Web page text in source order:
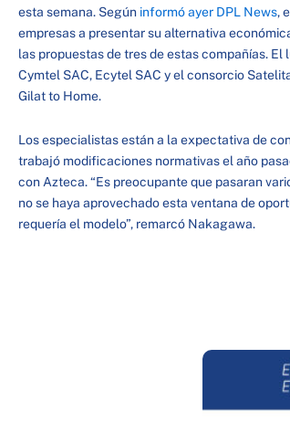
esta semana. Según informó ayer DPL News,
empresas a presentar su alternativa
las propuestas de tres de estas compañías.
Cymtel SAC, Ecytel SAC y el consorcio
Gilat to Home.
Los especialistas están a la expectativa de
trabajó modificaciones normativas el año
con Azteca. “Es preocupante que pasaran
no se haya aprovechado esta ventana de
requería el modelo”, remarcó Nakagawa.